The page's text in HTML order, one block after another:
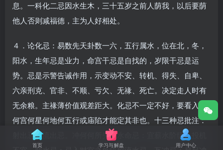
息。一科化二忌因水生木，三十五岁之前人荫我，以后要荫
他人否则减福德，主为人好相处。
４．论化忌：易数先天卦数一六，五行属水，位在北，冬，
阳水，生年忌是业力，命宫干忌是自找的，岁限干忌是运
势。忌是示警告诫作用，示变动不安、转机、得失、自卑、
六亲刑克、官非、不顺、亏欠、无禒、死亡。决定走人时有
无余粮。主禒薄价值观差距大。化忌不一定不好，要看入于
何宫何星何地何五行或庙陷才能定其非也。十三种忌批注：
射出忌：流出忌。冲何何所失。水命忌：宜薪水阶级。投机
首页 学习与解盘 用户中心